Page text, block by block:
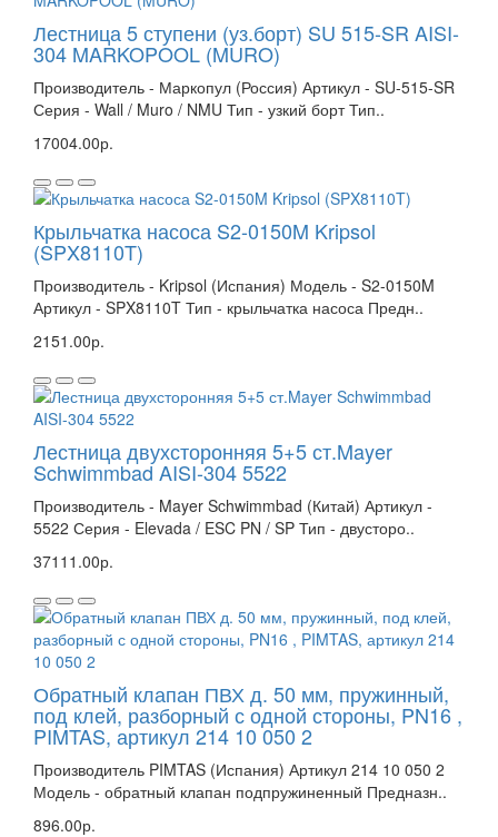
Лестница 5 ступени (уз.борт) SU 515-SR AISI-
304 MARKOPOOL (MURO)
Производитель - Маркопул (Россия) Артикул - SU-515-SR
Серия - Wall / Muro / NMU Тип - узкий борт Тип..
17004.00р.
Крыльчатка насоса S2-0150M Kripsol
(SPX8110T)
Производитель - Kripsol (Испания) Модель - S2-0150M
Артикул - SPX8110T Тип - крыльчатка насоса Предн..
2151.00р.
Лестница двухсторонняя 5+5 ст.Mayer
Schwimmbad AISI-304 5522
Производитель - Mayer Schwimmbad (Китай) Артикул -
5522 Серия - Elevada / ESC PN / SP Тип - двусторо..
37111.00р.
Обратный клапан ПВХ д. 50 мм, пружинный,
под клей, разборный с одной стороны, PN16 ,
PIMTAS, артикул 214 10 050 2
Производитель PIMTAS (Испания) Артикул 214 10 050 2
Модель - обратный клапан подпружиненный Предназн..
896.00р.